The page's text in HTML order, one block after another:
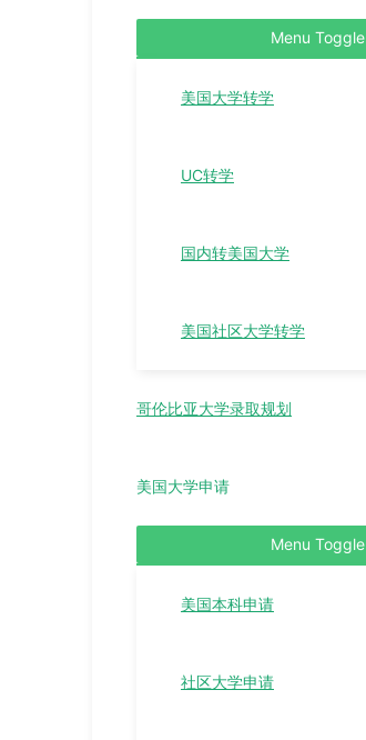
Menu Toggle
美国大学转学
UC转学
国内转美国大学
美国社区大学转学
哥伦比亚大学录取规划
美国大学申请
Menu Toggle
美国本科申请
社区大学申请